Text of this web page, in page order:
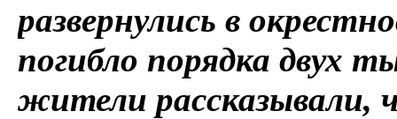
развернулись в
погибло порядка двух
жители рассказывали,